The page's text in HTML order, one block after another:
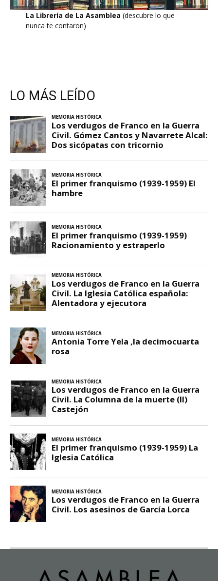
La Librería de La Asamblea (descubre lo que
nunca te contaron)
LO MÁS LEÍDO